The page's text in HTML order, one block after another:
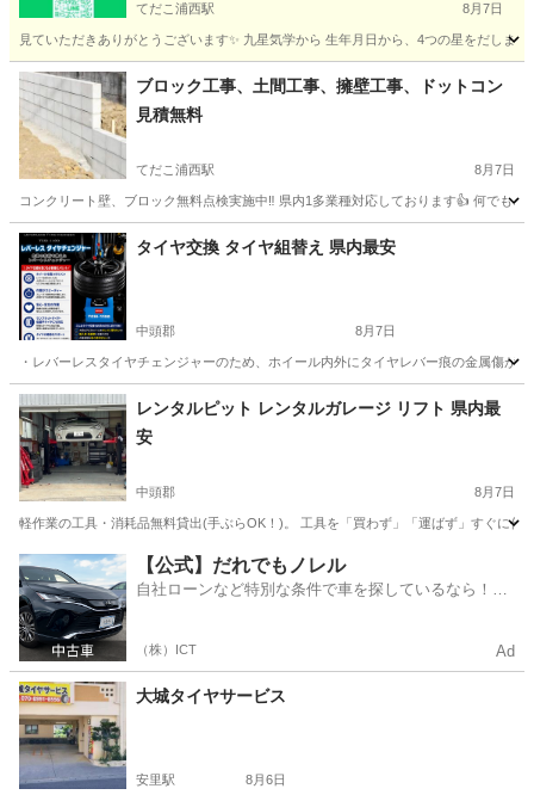
てだこ浦西駅 8月7日
見ていただきありがとうございます✨ 九星気学から 生年月日から、4つの星をだしま
沖縄 うるま市 てだこ浦西駅 その他 九星気学
ブロック工事、土間工事、擁壁工事、ドットコン
見積無料
てだこ浦西駅 8月7日
コンクリート壁、ブロック無料点検実施中‼️ 県内1多業種対応しております👍 何でも
沖縄 沖縄市 てだこ浦西駅 その他 無料
タイヤ交換 タイヤ組替え 県内最安
中頭郡 8月7日
・レバーレスタイヤチェンジャーのため、ホイール内外にタイヤレバー痕の金属傷
沖縄 中頭郡 その他 タイヤ
レンタルピット レンタルガレージ リフト 県内最
安
中頭郡 8月7日
軽作業の工具・消耗品無料貸出(手ぶらOK！)。 工具を「買わず」「運ばず」すぐに
沖縄 中頭郡 その他 ガレージ
【公式】だれでもノレル
自社ローンなど特別な条件で車を探しているなら！金
（株）ICT Ad
大城タイヤサービス
安里駅 8月6日